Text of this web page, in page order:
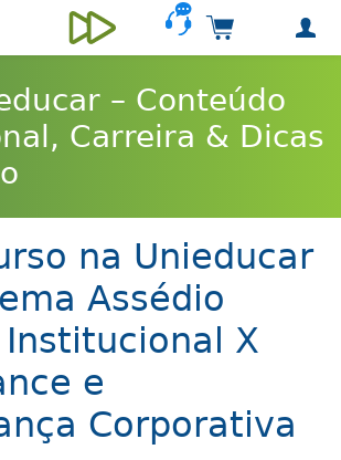
Unieducar
Carrinho de
– Conteúdo
Carreira & Dicas
na Unieducar
Assédio
X
e
Corporativa